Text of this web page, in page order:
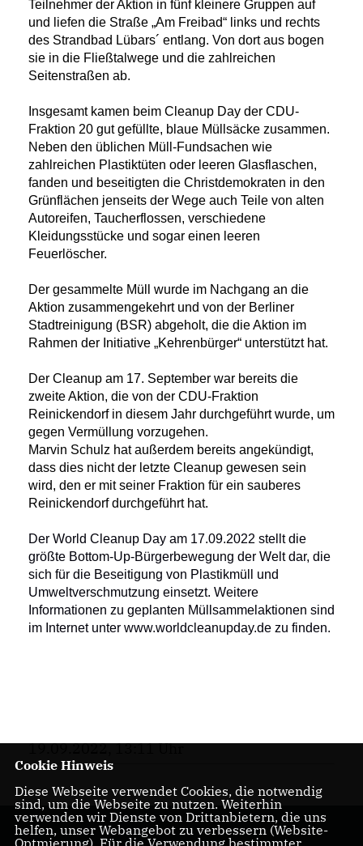
Teilnehmer der Aktion in fünf kleinere Gruppen auf
und liefen die Straße „Am Freibad“ links und rechts
des Strandbad Lübars´ entlang. Von dort aus bogen
sie in die Fließtalwege und die zahlreichen
Seitenstraßen ab.
Insgesamt kamen beim Cleanup Day der CDU-
Fraktion 20 gut gefüllte, blaue Müllsäcke zusammen.
Neben den üblichen Müll-Fundsachen wie
zahlreichen Plastiktüten oder leeren Glasflaschen,
fanden und beseitigten die Christdemokraten in den
Grünflächen jenseits der Wege auch Teile von alten
Autoreifen, Taucherflossen, verschiedene
Kleidungsstücke und sogar einen leeren
Feuerlöscher.
Der gesammelte Müll wurde im Nachgang an die
Aktion zusammengekehrt und von der Berliner
Stadtreinigung (BSR) abgeholt, die die Aktion im
Rahmen der Initiative „Kehrenbürger“ unterstützt hat.
Der Cleanup am 17. September war bereits die
zweite Aktion, die von der CDU-Fraktion
Reinickendorf in diesem Jahr durchgeführt wurde, um
gegen Vermüllung vorzugehen.
Marvin Schulz hat außerdem bereits angekündigt,
dass dies nicht der letzte Cleanup gewesen sein
wird, den er mit seiner Fraktion für ein sauberes
Reinickendorf durchgeführt hat.
Der World Cleanup Day am 17.09.2022 stellt die
größte Bottom-Up-Bürgerbewegung der Welt dar, die
sich für die Beseitigung von Plastikmüll und
Umweltverschmutzung einsetzt. Weitere
Informationen zu geplanten Müllsammelaktionen sind
im Internet unter www.worldcleanupday.de zu finden.
19.09.2022, 13:11 Uhr
Cookie Hinweis
Diese Webseite verwendet Cookies, die notwendig
sind, um die Webseite zu nutzen. Weiterhin
verwenden wir Dienste von Drittanbietern, die uns
helfen, unser Webangebot zu verbessern (Website-
Optmierung). Für die Verwendung bestimmter